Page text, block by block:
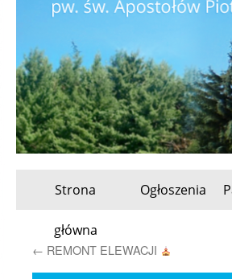
Przeskocz
treści
Strona
główna
Ogłoszenia
← REMONT ELEWACJI